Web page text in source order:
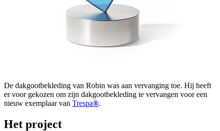
De dakgootbekleding van Robin was aan vervanging toe. Hij heeft
er voor gekozen om zijn dakgootbekleding te vervangen voor een
nieuw exemplaar van Trespa®.
Het project